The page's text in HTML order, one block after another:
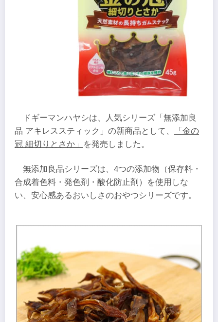
ドギーマンハヤシは、人気シリーズ「無添加良
品 アキレススティック」の新商品として、
「金の
冠 細切りとさか」
を発売しました。
無添加良品シリーズは、4つの添加物（保存料・
合成着色料・発色剤・酸化防止剤）を使用しな
い、安心感あるおいしさのおやつシリーズです。